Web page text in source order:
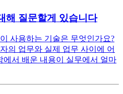
해 질문할게 있습니다
사용하는 기술은 무엇인가요?
의 업무와 실제 업무 사이에 어
에서 배운 내용이 실무에서 얼마